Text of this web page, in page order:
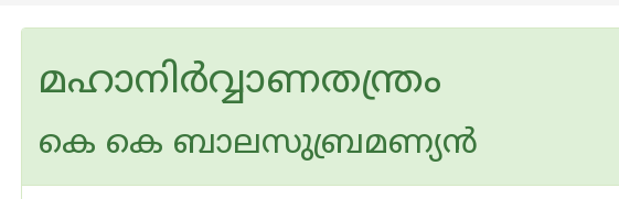
മഹാനിർവ്വാണതന്ത്രം
കെ കെ ബാലസുബ്രമണ്യന്‍